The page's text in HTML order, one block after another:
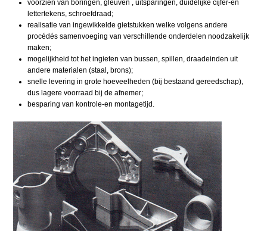
voorzien van boringen, gleuven , uitsparingen, duidelijke cijfer-en
lettertekens, schroefdraad;
realisatie van ingewikkelde gietstukken welke volgens andere
procédés samenvoeging van verschillende onderdelen noodzakelijk
maken;
mogelijkheid tot het ingieten van bussen, spillen, draadeinden uit
andere materialen (staal, brons);
snelle levering in grote hoeveelheden (bij bestaand gereedschap),
dus lagere voorraad bij de afnemer;
besparing van kontrole-en montagetijd.